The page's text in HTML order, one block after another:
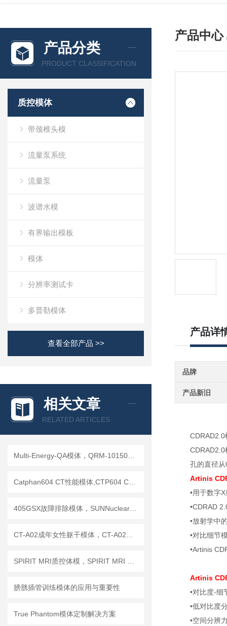
产品分类
PRODUCT CLASSIFICATION
质控模体
带颈椎头模
流量泵系统
流量泵
波谱水模
有界输出模板
模体
分辨率测试卡
多普勒模体
查看全部产品 >>
相关文章
RELATED ARTICLES
膀胱插管训练模体的应用与重要性
True Phantom模体定制解决方案
产品中心
产品详
品牌
产品新旧
孔的直径
Artinis
•用于数字
•CDRAD
•放射学中
•对比细节
•Artinis
Artinis
•对比度-细
•低对比度
•空间分辨